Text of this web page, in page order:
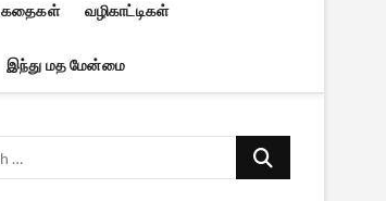
கதைகள் வழிகாட்டிகள்
இந்து மத மேன்மை
Search